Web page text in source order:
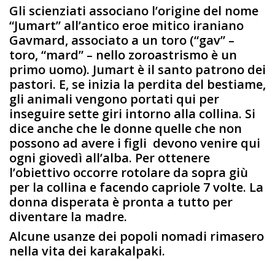
Gli scienziati associano l’origine del nome
“Jumart” all’antico eroe mitico iraniano
Gavmard, associato a un toro (“gav” –
toro, “mard” – nello zoroastrismo è un
primo uomo). Jumart è il santo patrono dei
pastori. E, se inizia la perdita del bestiame,
gli animali vengono portati qui per
inseguire sette giri intorno alla collina. Si
dice anche che le donne quelle che non
possono ad avere i figli devono venire qui
ogni giovedì all’alba. Per ottenere
l’obiettivo occorre rotolare da sopra giù
per la collina e facendo capriole 7 volte. La
donna disperata è pronta a tutto per
diventare la madre.
Alcune usanze dei popoli nomadi rimasero
nella vita dei karakalpaki.